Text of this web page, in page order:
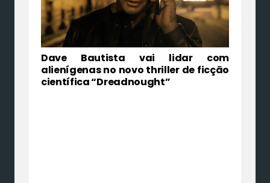
Dave Bautista vai lidar com
alienígenas no novo thriller de ficção
científica “Dreadnought”